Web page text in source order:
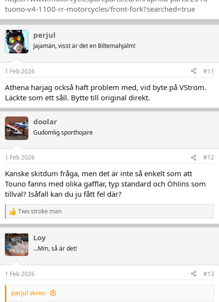
tuono-v4-1100-rr-motorcycles/front-fork?searched=true
perjul
Jajamän, visst är det en Biltemahjälm!
1 Feb 2026 #11
Athena harjag också haft problem med, vid byte på VStrom.
Läckte som ett såll. Bytte till original direkt.
doolar
Gudomlig sporthojare
1 Feb 2026 #12
Kanske skitdum fråga, men det är inte så enkelt som att
Touno fanns med olika gafflar, typ standard och Öhlins som
tillval? Isåfall kan du ju fått fel där?
R
e
k
t
i
e
r
Two stroke man
Loy
...Mm, så är det!
1 Feb 2026 #13
perjul skrev: